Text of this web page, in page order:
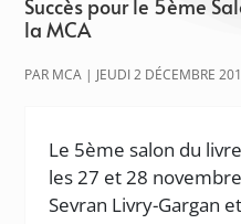
Succès pour le 5ème
la MCA
PAR MCA | JEUDI 2 DÉCEMBRE
Le 5ème salon du
les 27 et 28
Sevran Livry-Gargan